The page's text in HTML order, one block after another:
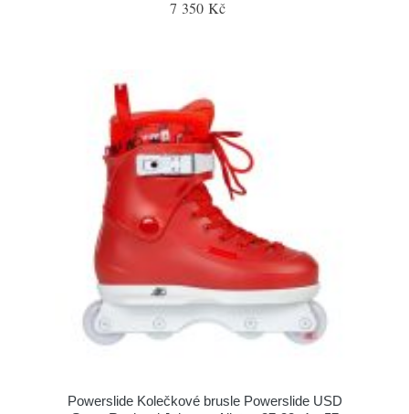
7 350 Kč
Powerslide Kolečkové brusle Powerslide USD